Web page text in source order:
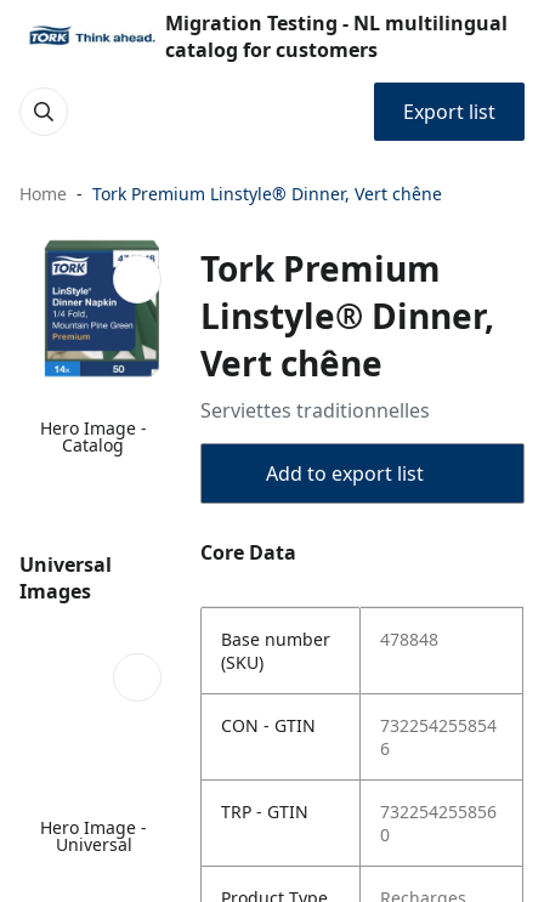
Migration Testing - NL multilingual
catalog for customers
Export list
Home Tork Premium Linstyle® Dinner, Vert chêne
Hero Image -
Catalog
Universal
Images
Hero Image -
Universal
Tork Premium
Linstyle® Dinner,
Vert chêne
Serviettes traditionnelles
Add to export list
Core Data
Base number
(SKU)
478848
CON - GTIN
732254255854
6
TRP - GTIN
732254255856
0